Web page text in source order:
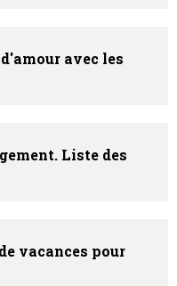
avec les
Liste des
vacances pour